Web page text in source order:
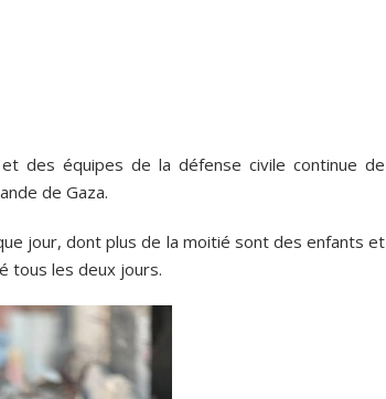
des équipes de la défense civile continue de
de Gaza.
jour, dont plus de la moitié sont des enfants et
tous les deux jours.